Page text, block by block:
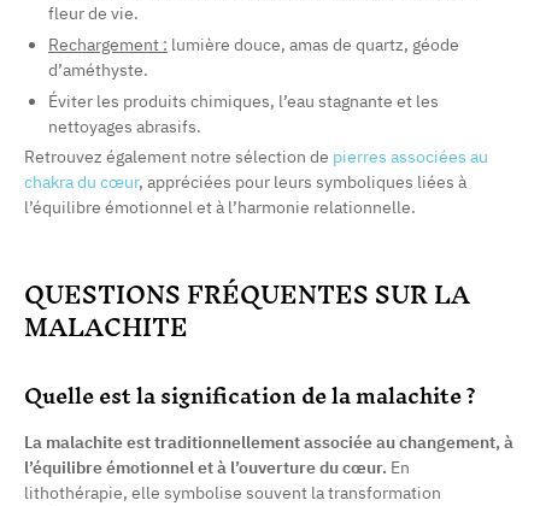
fleur de vie.
Rechargement : lumière douce, amas de quartz, géode
d’améthyste.
Éviter les produits chimiques, l’eau stagnante et les
nettoyages abrasifs.
Retrouvez également notre sélection de pierres associées au
chakra du cœur, appréciées pour leurs symboliques liées à
l’équilibre émotionnel et à l’harmonie relationnelle.
QUESTIONS FRÉQUENTES SUR LA
MALACHITE
Quelle est la signification de la malachite ?
La malachite est traditionnellement associée au changement, à
l’équilibre émotionnel et à l’ouverture du cœur. En
lithothérapie, elle symbolise souvent la transformation